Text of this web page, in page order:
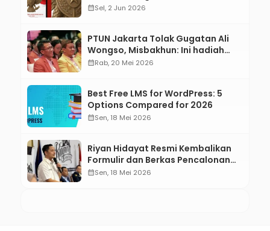
calendar_monthSel, 2 Jun 2026
PTUN Jakarta Tolak Gugatan Ali
Wongso, Misbakhun: Ini hadiah
Ulang Tahun Ke-66 SOKSI
calendar_monthRab, 20 Mei 2026
Best Free LMS for WordPress: 5
Options Compared for 2026
calendar_monthSen, 18 Mei 2026
Riyan Hidayat Resmi Kembalikan
Formulir dan Berkas Pencalonan
Ketua Umum BM PAN 2026–2031
calendar_monthSen, 18 Mei 2026